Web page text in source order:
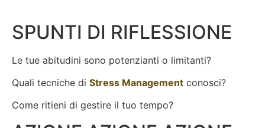
SPUNTI DI RIFLESSIONE
Le tue abitudini sono potenzianti o limitanti?
Quali tecniche di Stress Management conosci?
Come ritieni di gestire il tuo tempo?